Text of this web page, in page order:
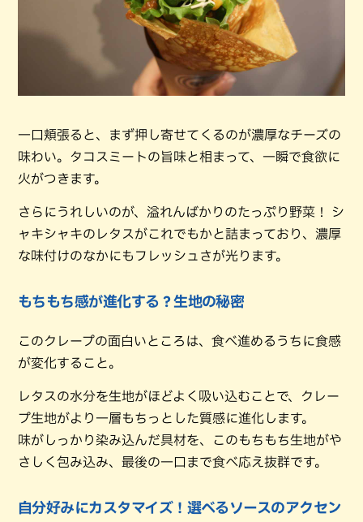
一口頬張ると、まず押し寄せてくるのが濃厚なチーズの
味わい。タコスミートの旨味と相まって、一瞬で食欲に
火がつきます。
さらにうれしいのが、溢れんばかりのたっぷり野菜！ シ
ャキシャキのレタスがこれでもかと詰まっており、濃厚
な味付けのなかにもフレッシュさが光ります。
もちもち感が進化する？生地の秘密
このクレープの面白いところは、食べ進めるうちに食感
が変化すること。
レタスの水分を生地がほどよく吸い込むことで、クレー
プ生地がより一層もちっとした質感に進化します。
味がしっかり染み込んだ具材を、このもちもち生地がや
さしく包み込み、最後の一口まで食べ応え抜群です。
自分好みにカスタマイズ！選べるソースのアクセン